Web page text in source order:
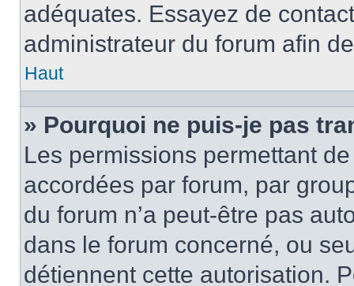
adéquates. Essayez de
administrateur du forum afin
Haut
» Pourquoi ne puis-je pas
Les permissions permettant
accordées par forum, par
du forum n’a peut-être pas
dans le forum concerné, ou
détiennent cette autorisation.